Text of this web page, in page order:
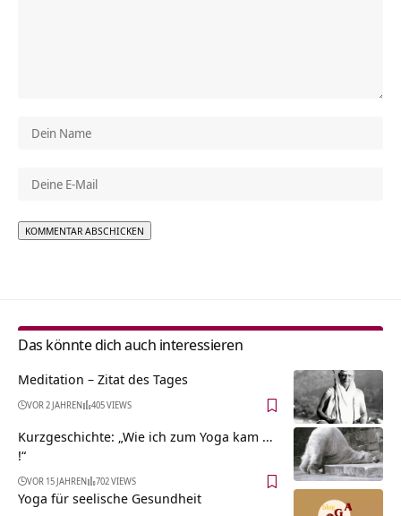
Das könnte dich auch interessieren
Meditation – Zitat des Tages
VOR 2 JAHREN 405 VIEWS
Kurzgeschichte: „Wie ich zum Yoga kam …
!“
VOR 15 JAHREN 702 VIEWS
Yoga für seelische Gesundheit